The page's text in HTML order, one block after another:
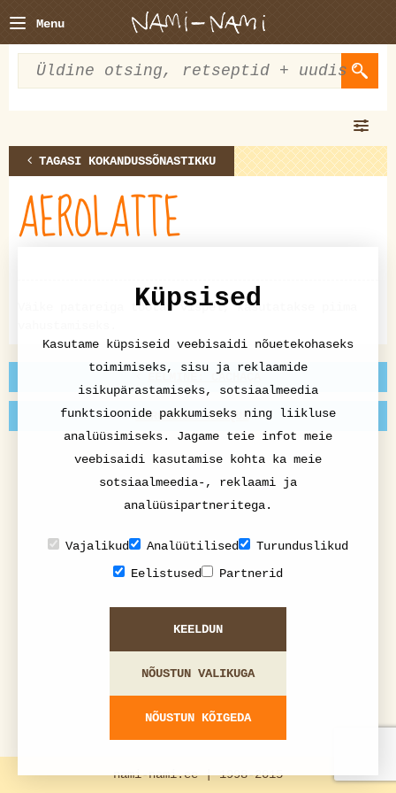
Menu
TAGASI KOKANDUSSÕNASTIKKU
AEROLATTE
Väike patareiga töötav vispel, kasutatakse piima
EELMINE: CACHAÇA
JÄRGMINE: BISQUE
nami-nami.ee | 1998-2015
Küpsised
Kasutame küpsiseid veebisaidi nõuetekohaseks
toimimiseks, sisu ja reklaamide
isikupärastamiseks, sotsiaalmeedia
funktsioonide pakkumiseks ning liikluse
analüüsimiseks. Jagame teie infot meie
veebisaidi kasutamise kohta ka meie
sotsiaalmeedia-, reklaami ja
analüüsipartneritega.
Vajalikud Analüütilised
Turunduslikud
Eelistused
Partnerid
KEELDUN
NÕUSTUN VALIKUGA
NÕUSTUN KÕIGEDA